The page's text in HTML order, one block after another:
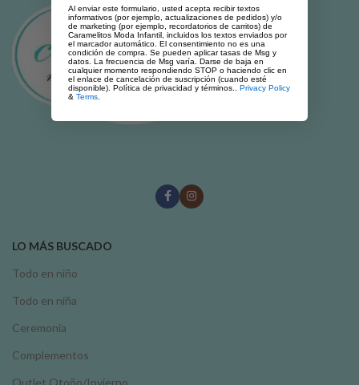
LO MÁS BUSCADO
Todo en niño
Todo en niña
Ceremonia
Complementos
Outlet Otoño/Invierno
Al enviar este formulario, usted acepta recibir textos
informativos (por ejemplo, actualizaciones de pedidos) y/o
de marketing (por ejemplo, recordatorios de carritos) de
Caramelitos Moda Infantil, incluidos los textos enviados por
el marcador automático. El consentimiento no es una
condición de compra. Se pueden aplicar tasas de Msg y
datos. La frecuencia de Msg varía. Darse de baja en
cualquier momento respondiendo STOP o haciendo clic en
el enlace de cancelación de suscripción (cuando esté
disponible). Política de privacidad y términos.. Privacy Policy
& Terms